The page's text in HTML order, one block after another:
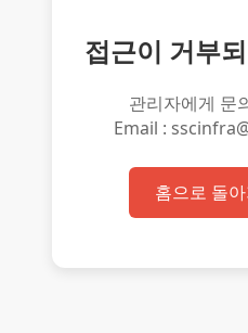
접근이 거부
관리자에게 문
Email :
홈으로 돌